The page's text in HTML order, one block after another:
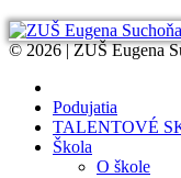
© 2026 | ZUŠ Eugena
Podujatia
TALENTOVÉ
Škola
O škole